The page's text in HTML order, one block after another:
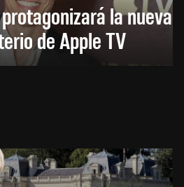
la nueva
de Apple TV